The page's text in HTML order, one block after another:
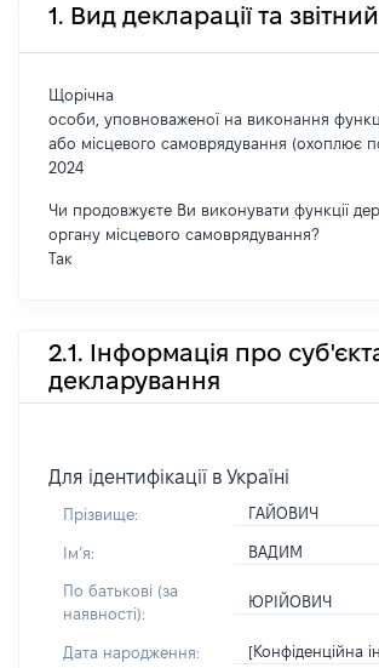
1. Вид декларації та
Щорічна
особи, уповноваженої на виконання
або місцевого самоврядування (охоплює
2024
Чи продовжуєте Ви виконувати функції
органу місцевого самоврядування?
Так
2.1. Інформація про
декларування
Для ідентифікації в Україні
Прізвище: ГАЙОВИЧ
Імʼя: ВАДИМ
По батькові (за
наявності):
ЮРІЙОВИЧ
Дата народження: [Конфіденційна